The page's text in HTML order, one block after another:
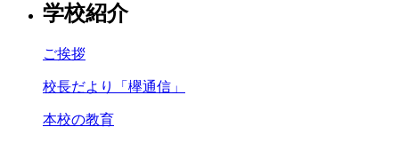
学校紹介
ご挨拶
校長だより「欅通信」
本校の教育